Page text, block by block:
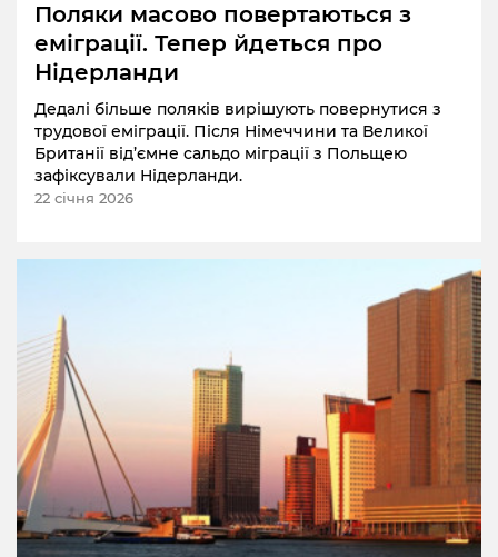
Поляки масово повертаються з
еміграції. Тепер йдеться про
Нідерланди
Дедалі більше поляків вирішують повернутися з
трудової еміграції. Після Німеччини та Великої
Британії від’ємне сальдо міграції з Польщею
зафіксували Нідерланди.
22 січня 2026